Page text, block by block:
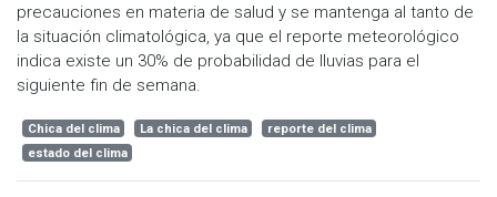
precauciones en materia de salud y se mantenga al tanto de
la situación climatológica, ya que el reporte meteorológico
indica existe un 30% de probabilidad de lluvias para el
siguiente fin de semana.
Chica del clima La chica del clima
reporte del clima
estado del clima